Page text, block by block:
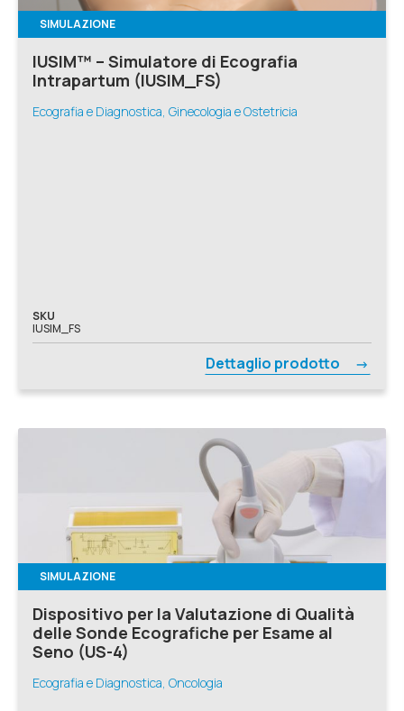
SIMULAZIONE
IUSIM™ – Simulatore di Ecografia
Intrapartum (IUSIM_FS)
Ecografia e Diagnostica, Ginecologia e Ostetricia
SKU
IUSIM_FS
Dettaglio prodotto
SIMULAZIONE
Dispositivo per la Valutazione di Qualità
delle Sonde Ecografiche per Esame al
Seno (US-4)
Ecografia e Diagnostica, Oncologia